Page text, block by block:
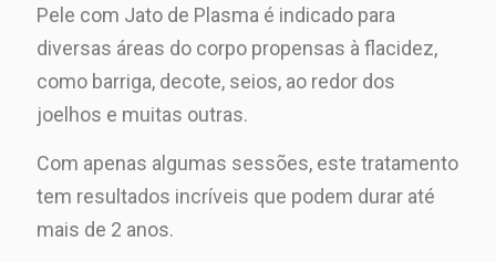
Pele com Jato de Plasma é indicado para
diversas áreas do corpo propensas à flacidez,
como barriga, decote, seios, ao redor dos
joelhos e muitas outras.
Com apenas algumas sessões, este tratamento
tem resultados incríveis que podem durar até
mais de 2 anos.